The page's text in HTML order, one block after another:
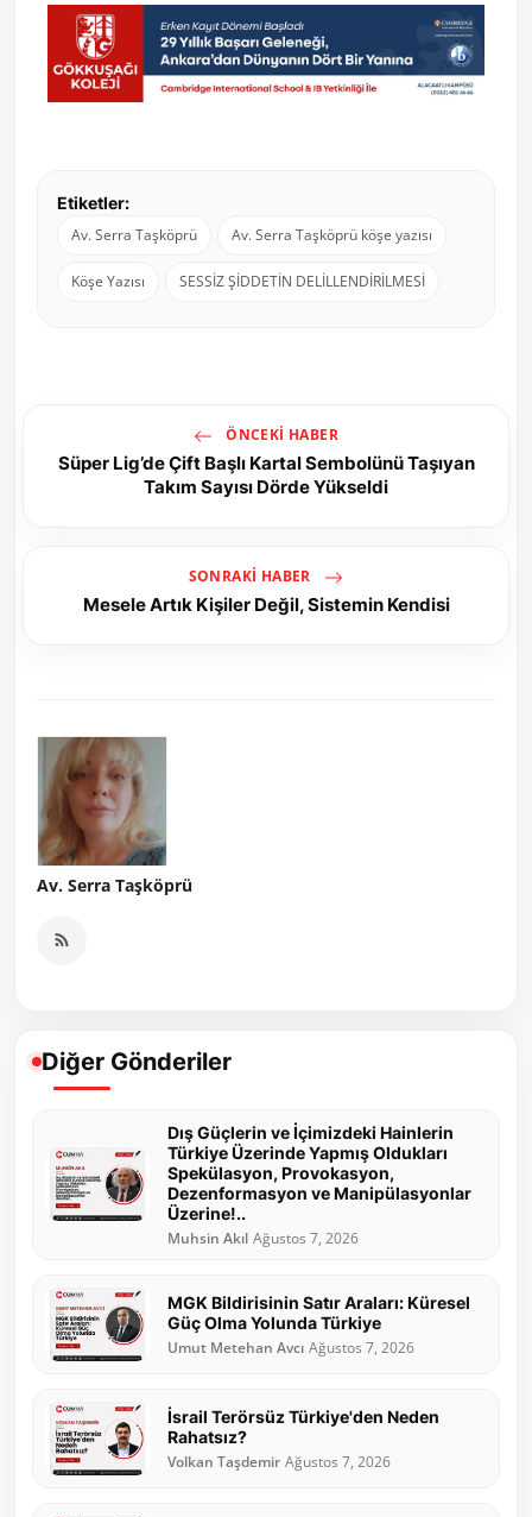
Etiketler:
Av. Serra Taşköprü
Av. Serra Taşköprü köşe yazısı
Köşe Yazısı SESSİZ ŞİDDETİN DELİLLENDİRİLMESİ
ÖNCEKI HABER
Süper Lig’de Çift Başlı Kartal Sembolünü Taşıyan
Takım Sayısı Dörde Yükseldi
SONRAKI HABER
Mesele Artık Kişiler Değil, Sistemin Kendisi
Av. Serra Taşköprü
Diğer Gönderiler
Dış Güçlerin ve İçimizdeki Hainlerin
Türkiye Üzerinde Yapmış Oldukları
Spekülasyon, Provokasyon,
Dezenformasyon ve Manipülasyonlar
Üzerine!..
Muhsin Akıl Ağustos 7, 2026
MGK Bildirisinin Satır Araları: Küresel
Güç Olma Yolunda Türkiye
Umut Metehan Avcı Ağustos 7, 2026
İsrail Terörsüz Türkiye'den Neden
Rahatsız?
Volkan Taşdemir Ağustos 7, 2026